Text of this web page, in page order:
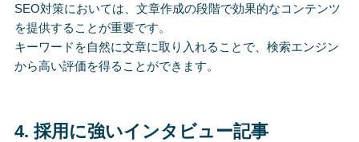
SEO対策においては、文章作成の段階で効果的なコンテンツ
を提供することが重要です。
キーワードを自然に文章に取り入れることで、検索エンジン
から高い評価を得ることができます。
4. 採用に強いインタビュー記事